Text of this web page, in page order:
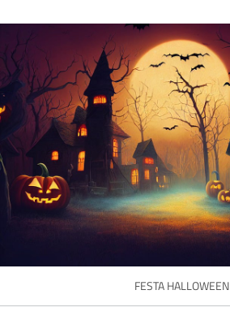
FESTA HALLOWEEN